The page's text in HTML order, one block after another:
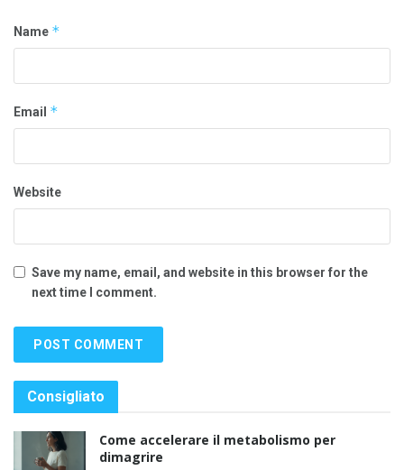
Name *
Email *
Website
Save my name, email, and website in this browser for the
next time I comment.
Consigliato
Come accelerare il metabolismo per
dimagrire